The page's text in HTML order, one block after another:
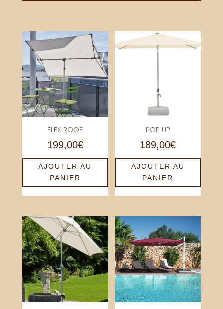
FLEX ROOF
199,00€
AJOUTER AU
PANIER
POP UP
189,00€
AJOUTER AU
PANIER